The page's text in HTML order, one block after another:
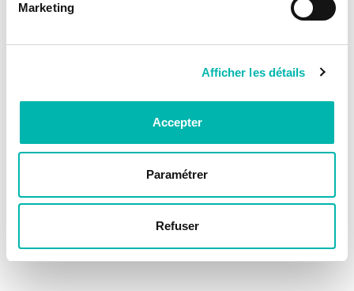
Marketing
Afficher les détails
Accepter
Paramétrer
Refuser